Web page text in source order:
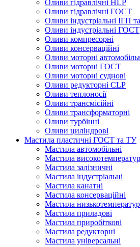
Оливи гідравлічні HLP
Оливи гідравлічні ГОСТ
Оливи індустріальні ІГП
Оливи індустріальні ГОСТ
Оливи компресорні
Оливи консерваційні
Оливи моторні
Оливи моторні ГОСТ
Оливи моторні суднові
Оливи редукторні CLP
Оливи теплоносії
Оливи трансмісійні
Оливи трансформаторні
Оливи турбінні
Оливи циліндрові
Мастила пластичні ГОСТ та ТУ
Мастила автомобільні
Мастила
Мастила залізничні
Мастила індустріальні
Мастила канатні
Мастила консерваційні
Мастила
Мастила приладові
Мастила приробіткові
Мастила редукторні
Мастила універсальні